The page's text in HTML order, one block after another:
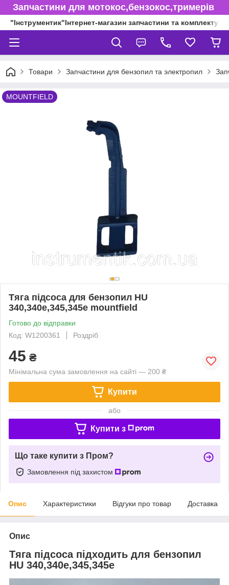
Запчастини для мотокос,бензокос,тримерів
"Інструментик"Інтернет-магазин запчастини та
Товари Запчастини для бензопил та электропил
MOUNTFIELD
Тяга підсоса для бензопил HU
340,340e,345,345e mountfield
Готово до відправки
Код: W1200361
Роздріб
45 ₴
Мінімальна сума замовлення на сайті — 200 ₴
Купити
або
Купити з
Що таке купити з Пром?
Замовлення під захистом
Опис Характеристики Відгуки про товар Доставка
Опис
Тяга підсоса підходить для бензопил
HU 340,340e,345,345e